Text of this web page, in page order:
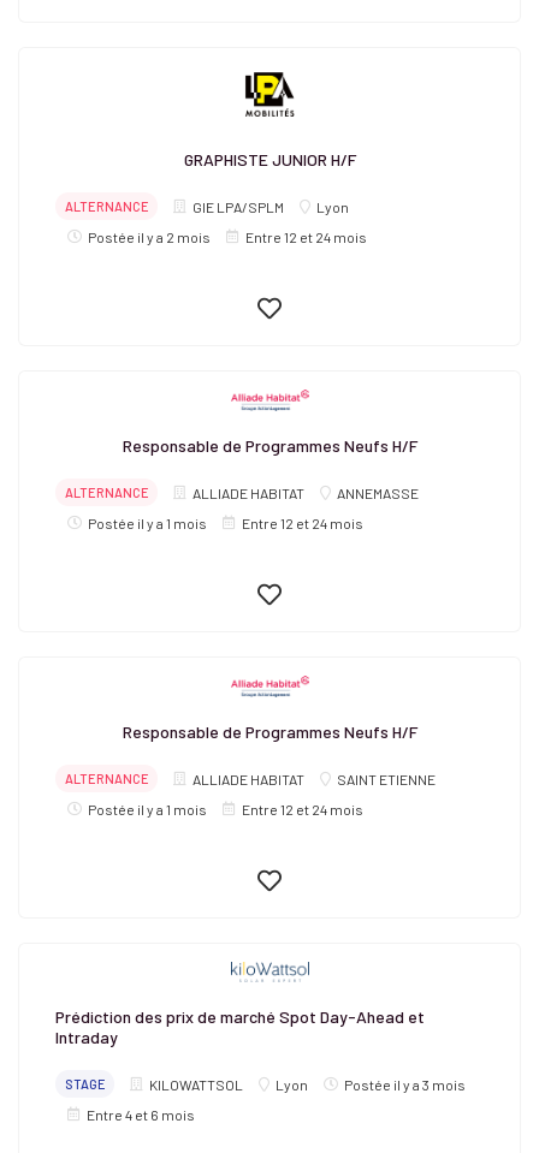
GRAPHISTE JUNIOR H/F
ALTERNANCE GIE LPA/SPLM
Lyon
Postée il y a 2 mois
Entre 12 et 24 mois
Responsable de Programmes Neufs H/F
ALTERNANCE ALLIADE HABITAT
ANNEMASSE
Postée il y a 1 mois
Entre 12 et 24 mois
Responsable de Programmes Neufs H/F
ALTERNANCE ALLIADE HABITAT
SAINT ETIENNE
Postée il y a 1 mois
Entre 12 et 24 mois
Prédiction des prix de marché Spot Day-Ahead et
Intraday
STAGE KILOWATTSOL Lyon
Postée il y a 3 mois
Entre 4 et 6 mois